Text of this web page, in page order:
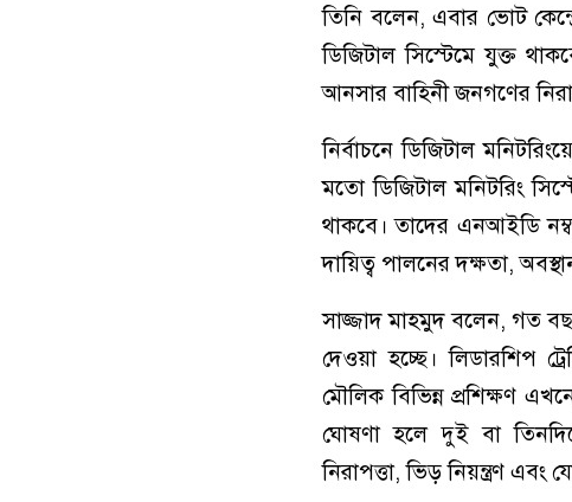
তিনি বলেন, এবার ভোট
ডিজিটাল সিস্টেমে যুক্ত
আনসার বাহিনী জনগণের
নির্বাচনে ডিজিটাল
মতো ডিজিটাল মনিটরিং
থাকবে। তাদের এনআইডি
দায়িত্ব পালনের দক্ষতা,
সাজ্জাদ মাহমুদ বলেন, গত
দেওয়া হচ্ছে। লিডারশিপ
মৌলিক বিভিন্ন প্রশিক্ষণ
ঘোষণা হলে দুই বা
নিরাপত্তা, ভিড় নিয়ন্ত্রণ